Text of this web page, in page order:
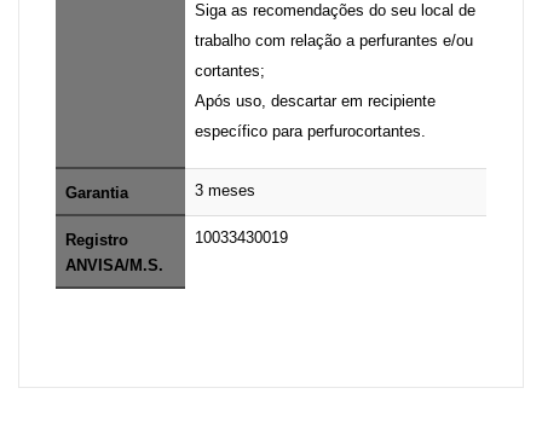
Siga as recomendações do seu local de
trabalho com relação a perfurantes e/ou
cortantes;
Após uso, descartar em recipiente
específico para perfurocortantes.
Garantia 3 meses
Registro
ANVISA/M.S.
10033430019